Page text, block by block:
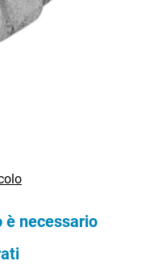
è necessario